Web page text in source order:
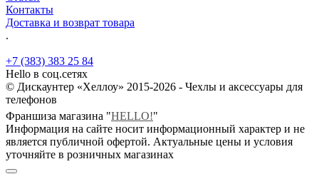
Контакты
Доставка и возврат товара
.
+7 (383) 383 25 84
Hello в соц.сетях
© Дискаунтер «Хеллоу» 2015-2026 - Чехлы и аксессуары для
телефонов
Франшиза магазина "HELLO!"
Информация на сайте носит информационный характер и не
является публичной офертой. Актуальные цены и условия
уточняйте в розничных магазинах